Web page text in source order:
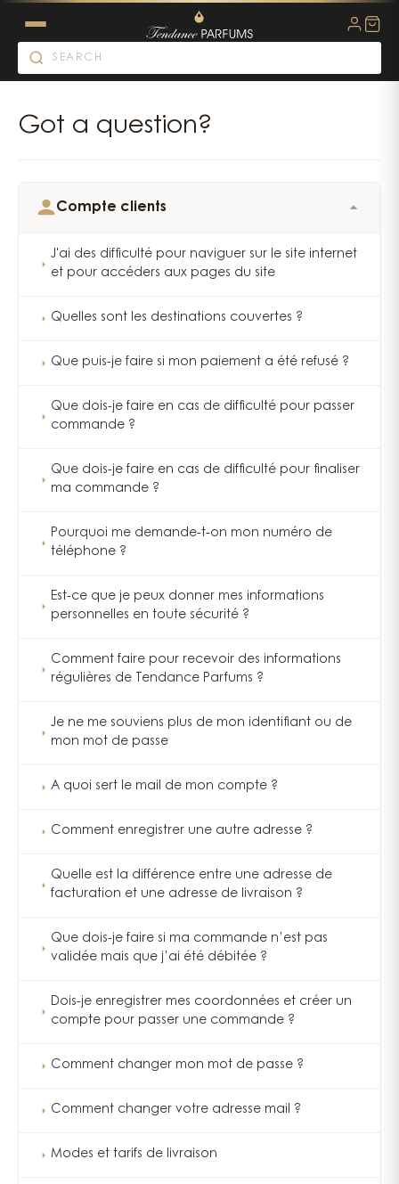
Got a question?
Compte clients
J'ai des difficulté pour naviguer sur le site internet
et pour accéders aux pages du site
Quelles sont les destinations couvertes ?
Que puis-je faire si mon paiement a été refusé ?
Que dois-je faire en cas de difficulté pour passer
commande ?
Que dois-je faire en cas de difficulté pour finaliser
ma commande ?
Pourquoi me demande-t-on mon numéro de
téléphone ?
Est-ce que je peux donner mes informations
personnelles en toute sécurité ?
Comment faire pour recevoir des informations
régulières de Tendance Parfums ?
Je ne me souviens plus de mon identifiant ou de
mon mot de passe
A quoi sert le mail de mon compte ?
Comment enregistrer une autre adresse ?
Quelle est la différence entre une adresse de
facturation et une adresse de livraison ?
Que dois-je faire si ma commande n’est pas
validée mais que j’ai été débitée ?
Dois-je enregistrer mes coordonnées et créer un
compte pour passer une commande ?
Comment changer mon mot de passe ?
Comment changer votre adresse mail ?
Modes et tarifs de livraison